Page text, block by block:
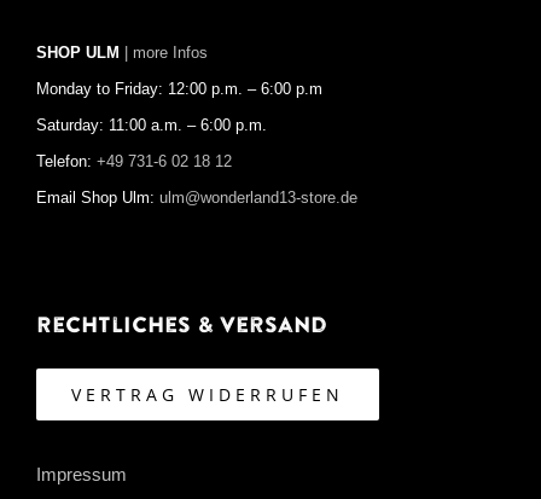
SHOP ULM | more Infos
Monday to Friday: 12:00 p.m. – 6:00 p.m
Saturday: 11:00 a.m. – 6:00 p.m.
Telefon: +49 731-6 02 18 12
Email Shop Ulm: ulm@wonderland13-store.de
Rechtliches & Versand
VERTRAG WIDERRUFEN
Impressum